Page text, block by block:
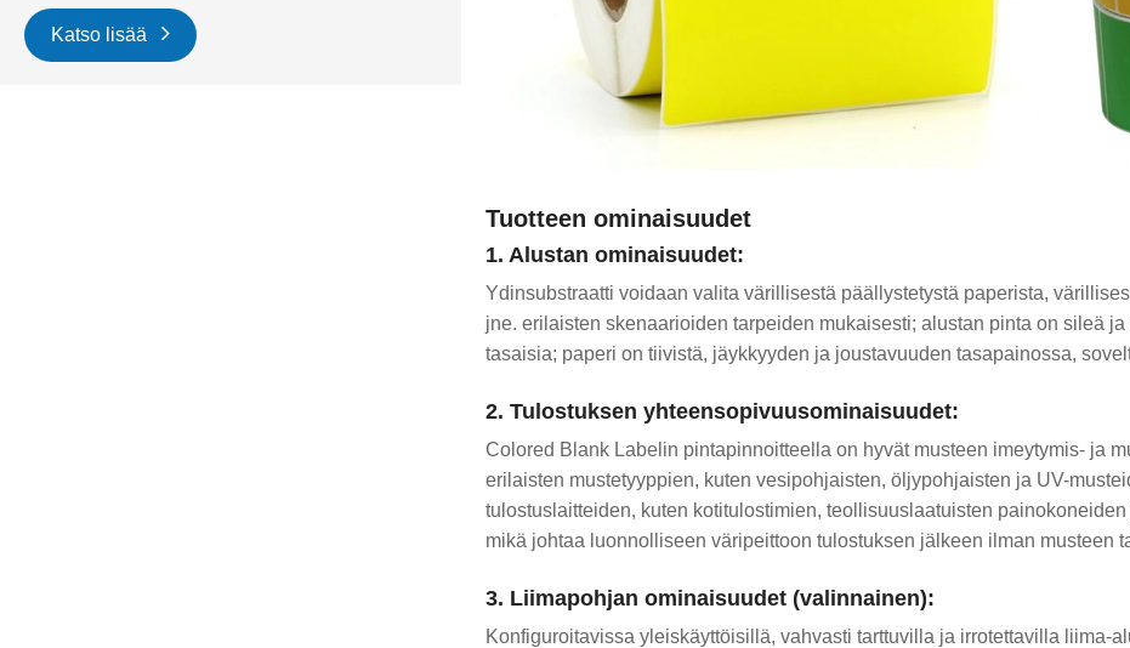
Katso lisää
Tuotteen ominaisuudet
1. Alustan ominaisuudet:
Ydinsubstraatti voidaan valita värillisestä päällystetystä paperista,
jne. erilaisten skenaarioiden tarpeiden mukaisesti; alustan pinta on sileä
tasaisia; paperi on tiivistä, jäykkyyden ja joustavuuden tasapainossa,
2. Tulostuksen yhteensopivuusominaisuudet:
Colored Blank Labelin pintapinnoitteella on hyvät musteen imeytymis- ja
erilaisten mustetyyppien, kuten vesipohjaisten, öljypohjaisten ja UV-
tulostuslaitteiden, kuten kotitulostimien, teollisuuslaatuisten
mikä johtaa luonnolliseen väripeittoon tulostuksen jälkeen ilman musteen
3. Liimapohjan ominaisuudet (valinnainen):
Konfiguroitavissa yleiskäyttöisillä, vahvasti tarttuvilla ja irrotettavilla liima-